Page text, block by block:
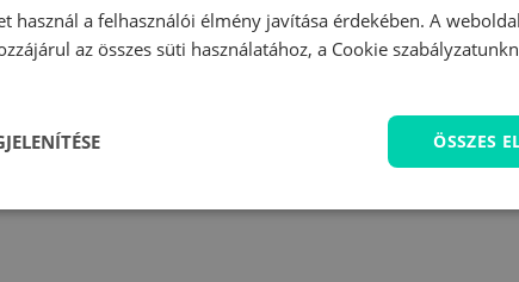
használ a felhasználói élmény javítása érdekében. A
az összes süti használatához, a Cookie
ÖSSZES